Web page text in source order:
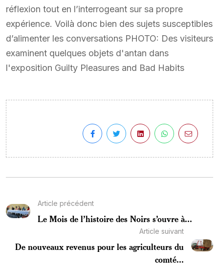
réflexion tout en l’interrogeant sur sa propre
expérience. Voilà donc bien des sujets susceptibles
d’alimenter les conversations PHOTO: Des visiteurs
examinent quelques objets d'antan dans
l'exposition Guilty Pleasures and Bad Habits
Article précédent
Le Mois de l’histoire des Noirs s’ouvre à...
Article suivant
De nouveaux revenus pour les agriculteurs du
comté...